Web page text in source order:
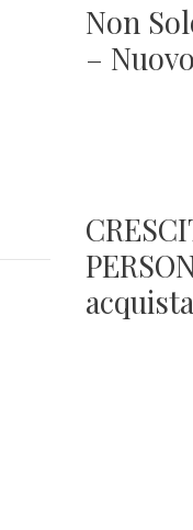
Non
–